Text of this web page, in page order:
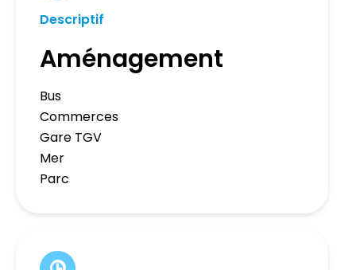
Descriptif
Aménagement
Bus
Commerces
Gare TGV
Mer
Parc